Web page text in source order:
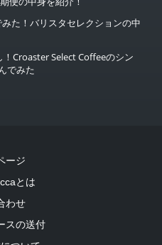
た！バリスタセレクションの中
Croaster Select Coffeeのシン
でみた
ージ
とは
わせ
スの送付